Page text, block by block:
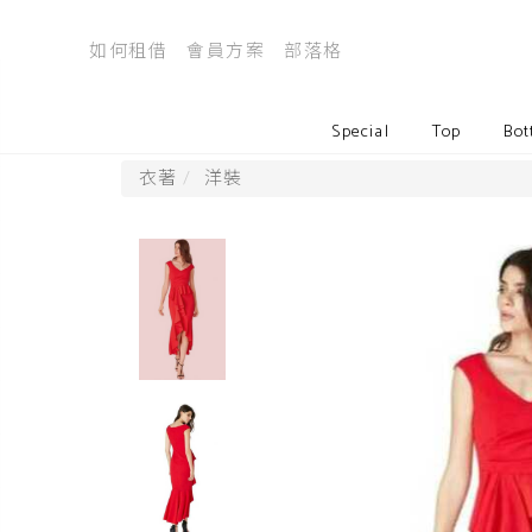
如何租借 會員方案 部落格
Special Top
衣著 洋裝